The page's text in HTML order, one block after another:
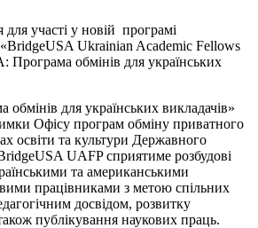
для участі у новій програмі
Ukrainian Academic Fellows
Програма обмінів для українських
для українських викладачів»
Офісу програм обміну приватного
освіти та культури Державного
UAFP сприятиме розбудові
та американськими
працівниками з метою спільних
досвідом, розвитку
публікування наукових праць.